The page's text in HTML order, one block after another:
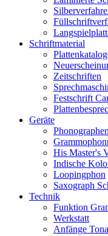
Schriftmaterial
Zeitschriften
Festschrift
Geräte
Phonographen
His Master's
Indische
Loopingphon
Saxograph
Technik
Funktion
Werkstatt
Anfänge